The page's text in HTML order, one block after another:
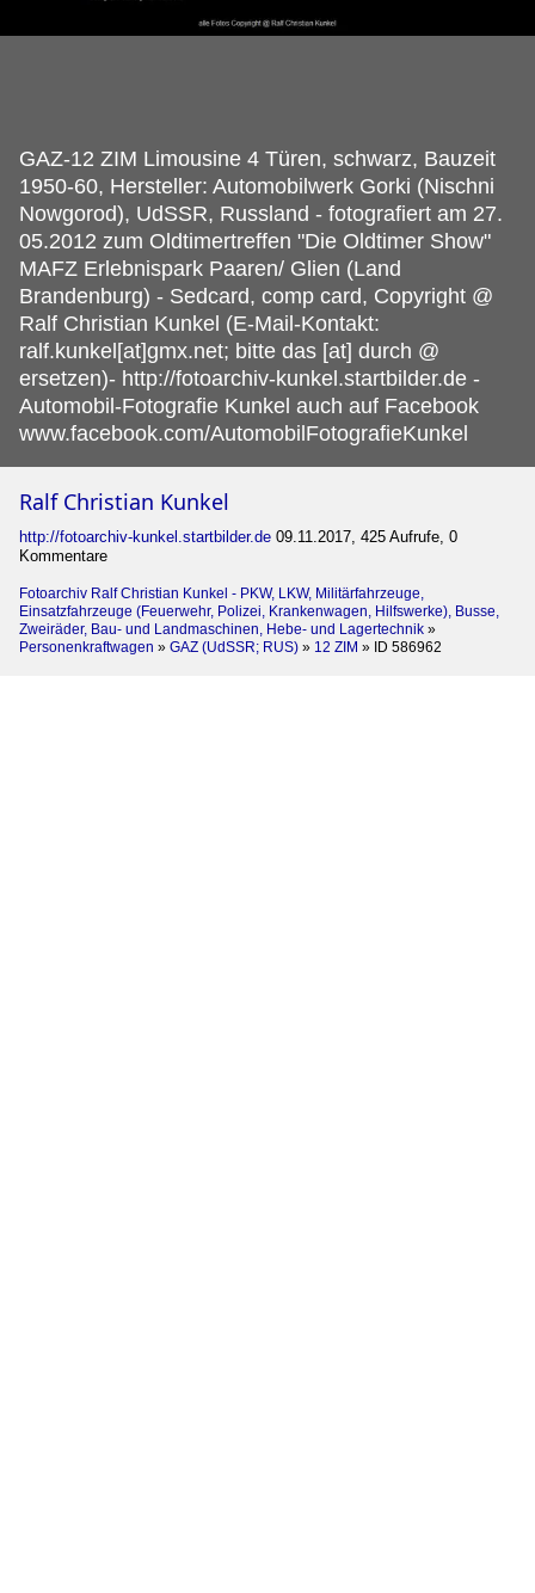
GAZ-12 ZIM Limousine 4 Türen, schwarz, Bauzeit
1950-60, Hersteller: Automobilwerk Gorki (Nischni
Nowgorod), UdSSR, Russland - fotografiert am 27.
05.2012 zum Oldtimertreffen "Die Oldtimer Show"
MAFZ Erlebnispark Paaren/ Glien (Land
Brandenburg) - Sedcard, comp card, Copyright @
Ralf Christian Kunkel (E-Mail-Kontakt:
ralf.kunkel[at]gmx.net; bitte das [at] durch @
ersetzen)- http://fotoarchiv-kunkel.startbilder.de -
Automobil-Fotografie Kunkel auch auf Facebook
www.facebook.com/AutomobilFotografieKunkel
Ralf Christian Kunkel
http://fotoarchiv-kunkel.startbilder.de 09.11.2017, 425 Aufrufe, 0
Kommentare
Fotoarchiv Ralf Christian Kunkel - PKW, LKW, Militärfahrzeuge,
Einsatzfahrzeuge (Feuerwehr, Polizei, Krankenwagen, Hilfswerke), Busse,
Zweiräder, Bau- und Landmaschinen, Hebe- und Lagertechnik »
Personenkraftwagen » GAZ (UdSSR; RUS) » 12 ZIM » ID 586962